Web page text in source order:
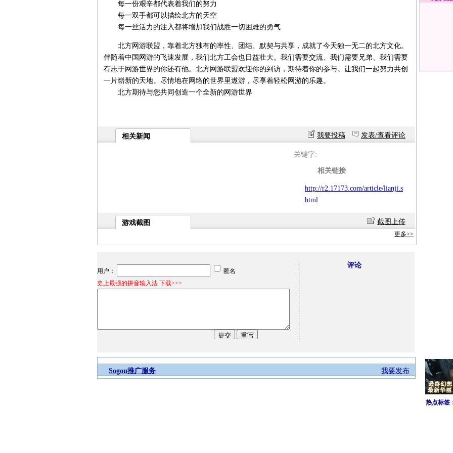
每一份艰辛都代表着我们的努力
每一双手都可以描绘北方的天空
每一丝活力的注入都将增加我们战胜一切困难的勇气
北方网游联盟，靠着北方独有的率性、团结、默契与共享，成就了今天独一无二的北方文化。
伴随着中国网游的飞速发展，我们北方工会也日益壮大。我们需要交流、我们需要兄弟、我们需要
有志于网游世界的你还有他。北方网游联盟欢迎你的到访，期待着你的参与。让我们一起努力共创
一片崭新的天地。尽情地在网络的世界里遨游，尽享着轻松网游的乐趣。
北方期待与您共同创造一个全新的网游世界
相关新闻 我要投稿 发表/查看评论
关键字:
相关链接
http://r2.17173.com/article/lianji.s
html
游戏截图 截图上传
更多>>
用户：
匿名
史上最强的拼音输入法 下载>>>
评论
我要发布
Sogou推广服务
热点标签